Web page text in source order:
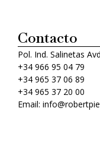
Contacto
Pol. Ind. Salinetas
+34 966 95 04 79
+34 965 37 06 89
+34 965 37 20 00
Email: